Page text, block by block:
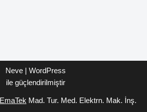
Neve| WordPress
ile güçlendirilmiştir
EmaTek Mad. Tur. Med. Elektrn. Mak. İnş.